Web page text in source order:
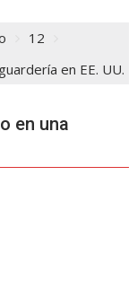
12
en EE. UU.
en una